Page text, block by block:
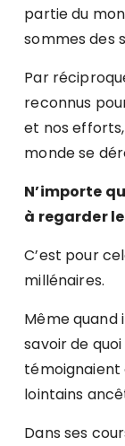
partie du
sommes des
Par
reconnus
et nos
monde se
N’importe
à regarder
C’est pour
millénaires.
Même quand
savoir de
témoignaient
lointains
Dans ses